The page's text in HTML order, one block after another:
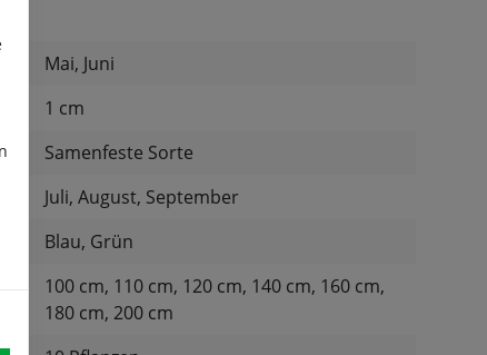
Mai, Juni
1 cm
Samenfeste Sorte
Juli, August, September
Blau, Grün
100 cm, 110 cm, 120 cm, 140 cm, 160 cm,
180 cm, 200 cm